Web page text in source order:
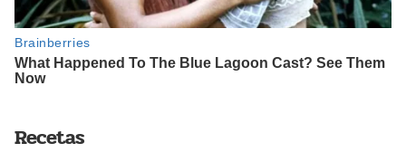
Recetas